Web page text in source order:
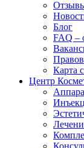
Блог
FAQ –
Карта
Центр